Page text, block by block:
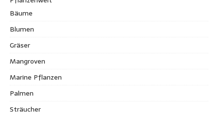
Bäume
Blumen
Gräser
Mangroven
Marine Pflanzen
Palmen
Sträucher